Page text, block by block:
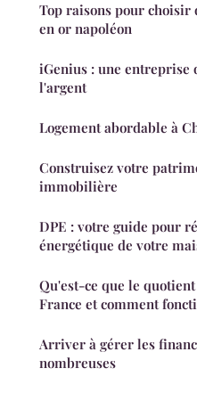
Top raisons pour choisir
en or napoléon
iGenius : une entreprise
l'argent
Logement abordable à
Construisez votre
immobilière
DPE : votre guide pour
énergétique de votre
Qu'est-ce que le
France et comment
Arriver à gérer les
nombreuses